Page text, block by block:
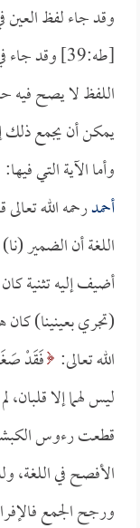
وقد جاء لفظ العين
[طه:39] وقد
اللفظ لا يصح فيه
يمكن أن يجمع ذلك
وأما الآية التي فيها:
أحمدرحمه الله
اللغة أن الضمير
أضيف إليه تثنية
(تجري بعينينا) كان
الله تعالى: فَقَدْ
ليس لهما إلا
قطعت رءوس
الأفصح في اللغة،
ورجح الجمع